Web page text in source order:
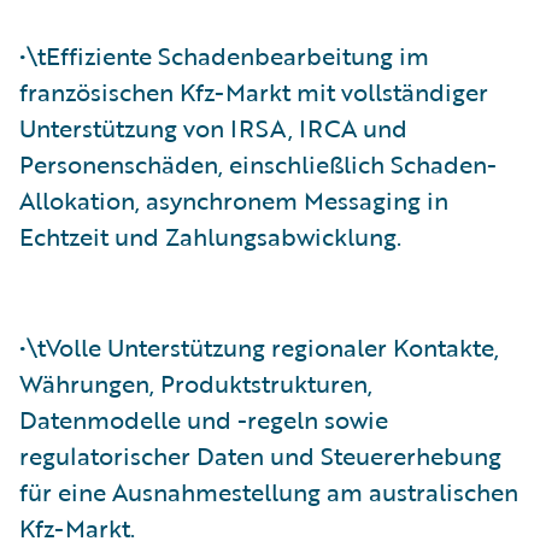
•\tEffiziente Schadenbearbeitung im
französischen Kfz-Markt mit vollständiger
Unterstützung von IRSA, IRCA und
Personenschäden, einschließlich Schaden-
Allokation, asynchronem Messaging in
Echtzeit und Zahlungsabwicklung.
•\tVolle Unterstützung regionaler Kontakte,
Währungen, Produktstrukturen,
Datenmodelle und -regeln sowie
regulatorischer Daten und Steuererhebung
für eine Ausnahmestellung am australischen
Kfz-Markt.